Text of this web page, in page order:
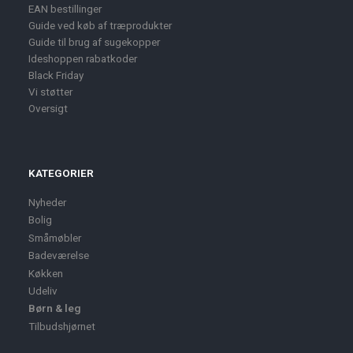
EAN bestillinger
Guide ved køb af træprodukter
Guide til brug af sugekopper
Ideshoppen rabatkoder
Black Friday
Vi støtter
Oversigt
KATEGORIER
Nyheder
Bolig
Småmøbler
Badeværelse
Køkken
Udeliv
Børn & leg
Tilbudshjørnet